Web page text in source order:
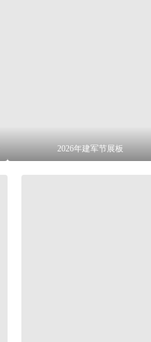
2026年建军节展板